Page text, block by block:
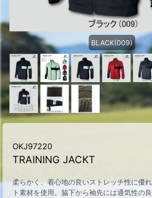
BLACK(009)
OKJ97220
TRAINING JACKT
柔らかく、着心地の良いストレッチ性に優
ト素材を使用。脇下から袖先には通気性の